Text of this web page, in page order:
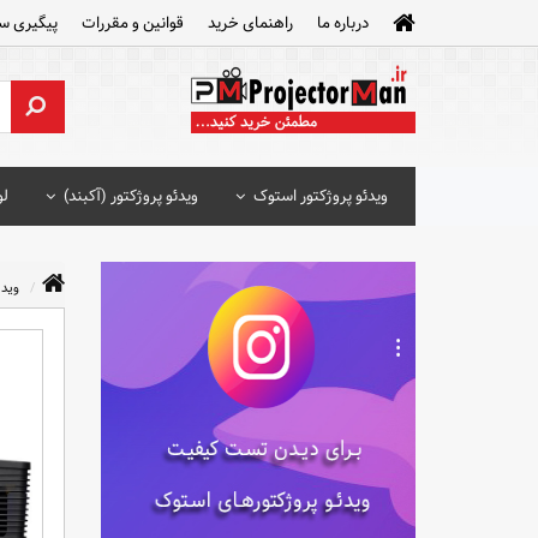
درباره ما راهنمای خرید قوانین و مقررات پیگیری
ویدئو پروژکتور استوک ویدئو پروژکتور (آکبند)